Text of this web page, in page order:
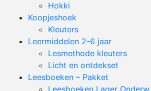
Hokki
Koopjeshoek
Kleuters
Leermiddelen 2-6 jaar
Lesmethode kleuters
Licht en ontdekset
Leesboeken – Pakket
Leesboeken Lager Onderw.